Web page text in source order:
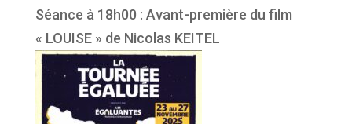
Séance à 18h00 : Avant-première du film
« LOUISE » de Nicolas KEITEL